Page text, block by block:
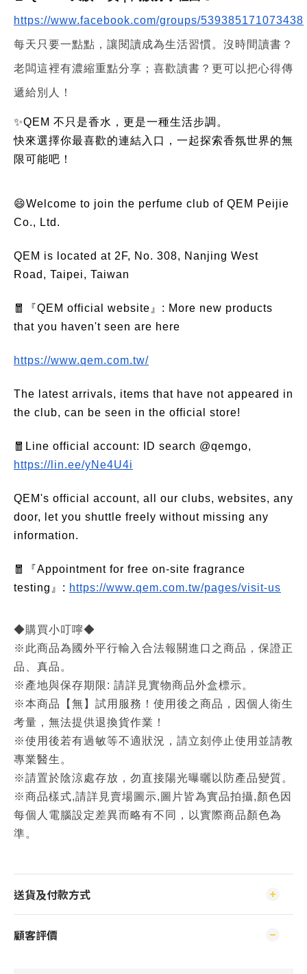
https://www.facebook.com/groups/539385171073438
每天只要一點點，讓閱讀成為生活習慣。沒時間讀書？
老闆這裡有濃縮重點分享；喜歡讀書？更可以把心得傳
遞給別人！
✨QEM 不只是香水，更是一種生活步調。
快來選擇你最喜歡的連結入口，一起探索香氛世界的無
限可能吧！
😄Welcome to join the perfume club of QEM Peijie
Co., Ltd.
QEM is located at 2F, No. 308, Nanjing West
Road, Taipei, Taiwan
🧧『QEM official website』: More new products
that you haven't seen are here
https://www.qem.com.tw/
The latest arrivals, items that have not appeared in
the club, can be seen in the official store!
🧧Line official account: ID search @qemgo,
https://lin.ee/yNe4U4i
QEM's official account, all our clubs, websites, any
door, let you shuttle freely without missing any
information.
🧧『Appointment for free on-site fragrance
testing』: https://www.qem.com.tw/pages/visit-us
◆購買小叮嚀◆
※此商品為國外平行輸入合法報關進口之商品，保證正
品、真品。
※產地與保存期限: 請詳見實物商品外盒標示。
※本商品【無】試用服務！使用後之商品，因個人衛生
考量，無法提供退換貨作業！
※使用後若有過敏等不適狀況，請立刻停止使用並請教
專業醫生。
※請置於陰涼處存放，勿直接陽光曝曬以防產品變質。
※商品樣式,請詳見賣場圖示,圖片皆為實品拍攝,顏色因
每個人電腦設定差異而略有不同，以實際商品顏色為
準。
送貨及付款方式
顧客評價